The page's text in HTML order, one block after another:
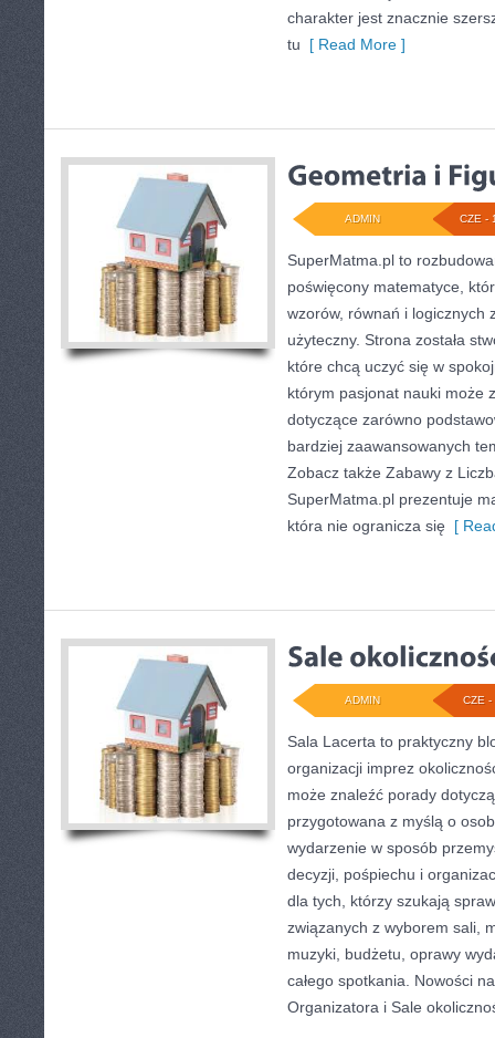
charakter jest znacznie
tu [ Read More ]
CZE -
ADMIN
SuperMatma.pl to
poświęcony matematyce,
wzorów, równań i logicznych
użyteczny. Strona została
które chcą uczyć się w
którym pasjonat nauki może
dotyczące zarówno
bardziej zaawansowanych
Zobacz także Zabawy z
SuperMatma.pl prezentuje
która nie ogranicza się [
CZE -
ADMIN
Sala Lacerta to praktyczny
organizacji imprez
może znaleźć porady
przygotowana z myślą o
wydarzenie w sposób
decyzji, pośpiechu i
dla tych, którzy szukają
związanych z wyborem sali,
muzyki, budżetu, oprawy
całego spotkania. Nowości
Organizatora i Sale